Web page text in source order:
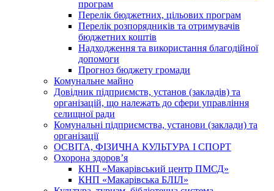
програм
Перелік бюджетних, цільових програм
Перелік розпорядників та отримувачів
бюджетних коштів
Надходження та використання благодійної
допомоги
Прогноз бюджету громади
Комунальне майно
Довідник підприємств, установ (закладів) та
організацій, що належать до сфери управління
селищної ради
Комунальні підприємства, установи (заклади) та
організації
ОСВІТА, ФІЗИЧНА КУЛЬТУРА І СПОРТ
Охорона здоров’я
КНП «Макарівський центр ПМСД»
КНП «Макарівська БЛІЛ»